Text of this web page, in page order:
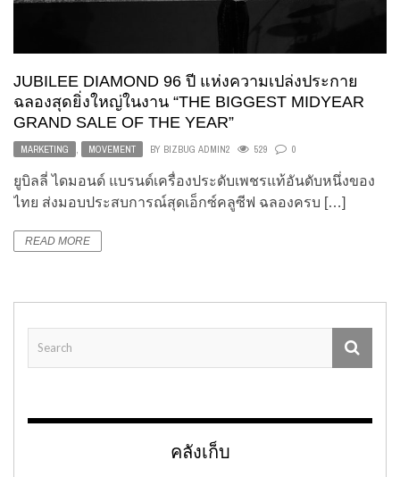
JUBILEE DIAMOND 96 ปี แห่งความเปล่งประกาย
ฉลองสุดยิ่งใหญ่ในงาน “THE BIGGEST MIDYEAR
GRAND SALE OF THE YEAR”
MARKETING , MOVEMENT BY BIZBUG ADMIN2 529 0
ยูบิลลี่ ไดมอนด์ แบรนด์เครื่องประดับเพชรแท้อันดับหนึ่งของ
ไทย ส่งมอบประสบการณ์สุดเอ็กซ์คลูซีฟ ฉลองครบ […]
READ MORE
คลังเก็บ